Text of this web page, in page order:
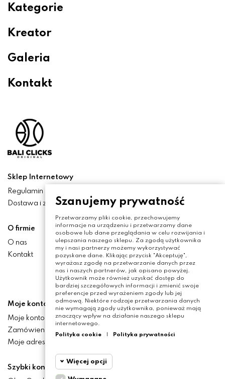
Kategorie
Kreator
Galeria
Kontakt
Sklep Internetowy
Regulamin
Dostawa i zwroty
O firmie
O nas
Kontakt
Moje konto
Moje konto
Zamówienia
Moje adresy
Szybki kontakt
Szanujemy prywatność
Przetwarzamy pliki cookie, przechowujemy
informacje na urządzeniu i przetwarzamy dane
osobowe lub dane przeglądania w celu rozwijania i
ulepszania naszego sklepu. Za zgodą użytkownika
my i nasi partnerzy możemy wykorzystywać
pozyskane dane. Klikając przycisk "Akceptuję",
wyrażasz zgodę na przetwarzanie danych przez
nas i naszych partnerów, jak opisano powyżej.
Użytkownik może również uzyskać dostęp do
bardziej szczegółowych informacji i zmienić swoje
preferencje przed wyrażeniem zgody lub jej
odmową. Niektóre rodzaje przetwarzania danych
nie wymagają zgody użytkownika, ponieważ mają
znaczący wpływ na działanie naszego sklepu
internetowego.
Polityka cookie
Polityka prywatności
Więcej opcji